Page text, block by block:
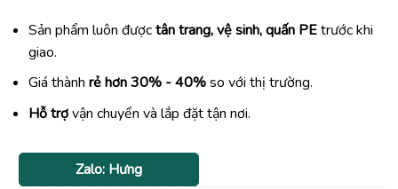
Sản phẩm luôn đượctân trang, vệ sinh, quấn PEtrước khi
giao.
Giá thành rẻ hơn 30% - 40%so với thị trường.
Hỗ trợvận chuyển và lắp đặt tận nơi.
Zalo: Hưng